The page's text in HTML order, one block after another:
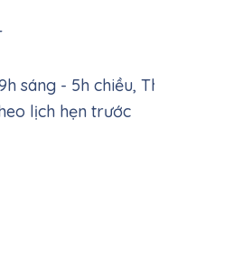
sáng - 5h chiều, Thứ 7 - Chủ
lịch hẹn trước